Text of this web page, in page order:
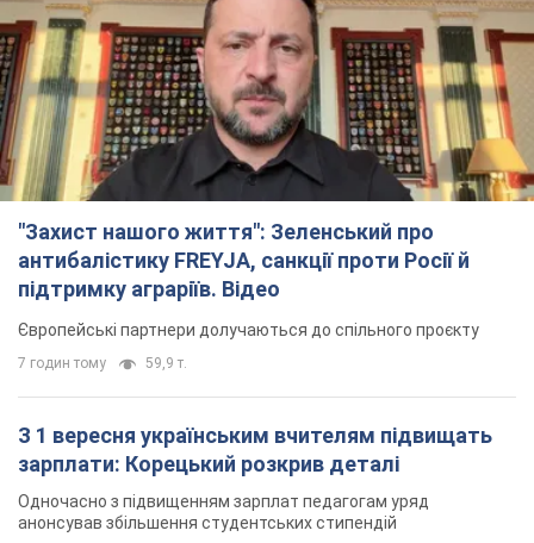
антибалістику FREYJA, санкції проти Росії й
підтримку аграріїв. Відео
Європейські партнери долучаються до спільного проєкту
7 годин тому 59,9 т.
З 1 вересня українським вчителям підвищать
зарплати: Корецький розкрив деталі
Одночасно з підвищенням зарплат педагогам уряд
анонсував збільшення студентських стипендій
2 години тому
"Нам теж вони потрібні": Трамп відповів на
ракет для Patriot
2 години тому 408